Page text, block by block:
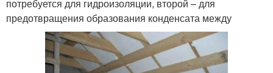
потребуется для гидроизоляции, второй – для
предотвращения образования конденсата между